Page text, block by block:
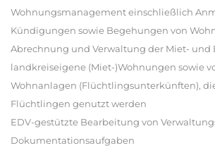
Wohnungsmanagement einschließlich
Kündigungen sowie Begehungen von
Abrechnung und Verwaltung der Miet- und
landkreiseigene (Miet-)Wohnungen sowie
Wohnanlagen (Flüchtlingsunterkünften),
Flüchtlingen genutzt werden
EDV-gestützte Bearbeitung von
Dokumentationsaufgaben